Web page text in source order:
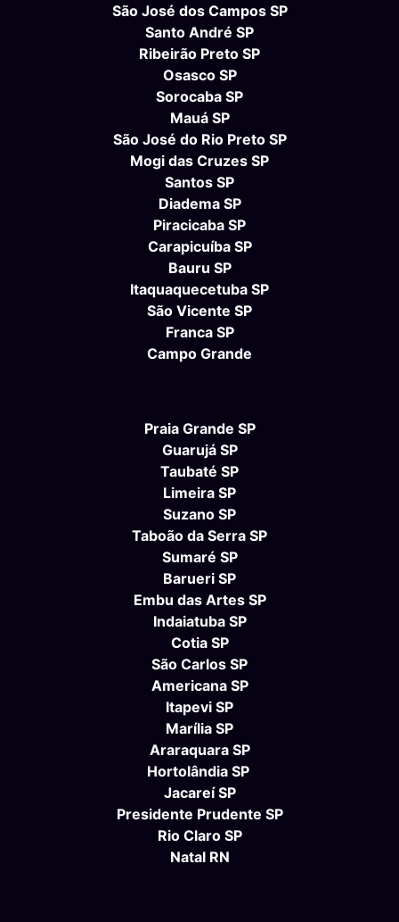
São José dos Campos SP
Santo André SP
Ribeirão Preto SP
Osasco SP
Sorocaba SP
Mauá SP
São José do Rio Preto SP
Mogi das Cruzes SP
Santos SP
Diadema SP
Piracicaba SP
Carapicuíba SP
Bauru SP
Itaquaquecetuba SP
São Vicente SP
Franca SP
Campo Grande
Praia Grande SP
Guarujá SP
Taubaté SP
Limeira SP
Suzano SP
Taboão da Serra SP
Sumaré SP
Barueri SP
Embu das Artes SP
Indaiatuba SP
Cotia SP
São Carlos SP
Americana SP
Itapevi SP
Marília SP
Araraquara SP
Hortolândia SP
Jacareí SP
Presidente Prudente SP
Rio Claro SP
Natal RN